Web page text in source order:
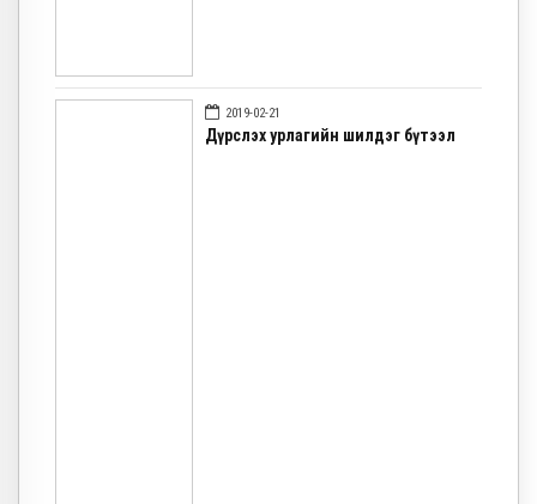
2019-02-21
Дүрслэх урлагийн шилдэг бүтээл